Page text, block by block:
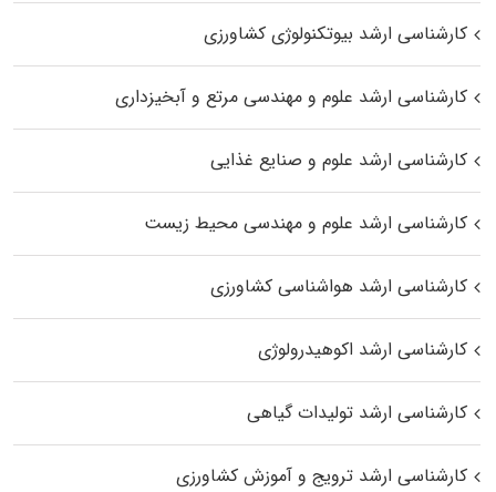
کارشناسی ارشد بیوتکنولوژی کشاورزی
کارشناسی ارشد علوم و مهندسی مرتع و آبخیزداری
کارشناسی ارشد علوم و صنایع غذایی
کارشناسی ارشد علوم و مهندسی محیط زیست
کارشناسی ارشد هواشناسی کشاورزی
کارشناسی ارشد اکوهیدرولوژی
کارشناسی ارشد تولیدات گیاهی
کارشناسی ارشد ترویج و آموزش کشاورزی